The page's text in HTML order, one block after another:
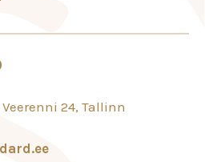
Veerenni 24, Tallinn